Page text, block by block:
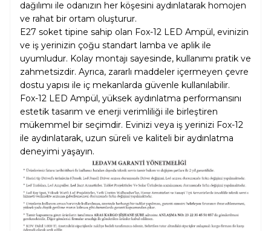
dağılımı ile odanızın her köşesini aydınlatarak homojen
ve rahat bir ortam oluşturur.
E27 soket tipine sahip olan Fox-12 LED Ampül, evinizin
ve iş yerinizin çoğu standart lamba ve aplik ile
uyumludur. Kolay montajı sayesinde, kullanımı pratik ve
zahmetsizdir. Ayrıca, zararlı maddeler içermeyen çevre
dostu yapısı ile iç mekanlarda güvenle kullanılabilir.
Fox-12 LED Ampül, yüksek aydınlatma performansını
estetik tasarım ve enerji verimliliği ile birleştiren
mükemmel bir seçimdir. Evinizi veya iş yerinizi Fox-12
ile aydınlatarak, uzun süreli ve kaliteli bir aydınlatma
deneyimi yaşayın.